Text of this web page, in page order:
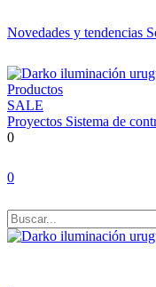
Novedades y tendencias
Productos
SALE
Proyectos Sistema de
0
0